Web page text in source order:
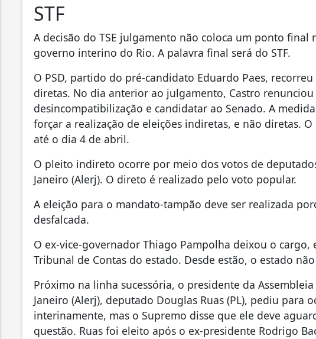
STF
A decisão do TSE julgamento não coloca um ponto final
governo interino do Rio. A palavra final será do STF.
O PSD, partido do pré-candidato Eduardo Paes,
diretas. No dia anterior ao julgamento, Castro
desincompatibilização e candidatar ao Senado. A
forçar a realização de eleições indiretas, e não diretas.
até o dia 4 de abril.
O pleito indireto ocorre por meio dos votos de
Janeiro (Alerj). O direto é realizado pelo voto popular.
A eleição para o mandato-tampão deve ser realizada
desfalcada.
O ex-vice-governador Thiago Pampolha deixou o cargo,
Tribunal de Contas do estado. Desde estão, o estado
Próximo na linha sucessória, o presidente da
Janeiro (Alerj), deputado Douglas Ruas (PL), pediu para
interinamente, mas o Supremo disse que ele deve
questão. Ruas foi eleito após o ex-presidente Rodrigo